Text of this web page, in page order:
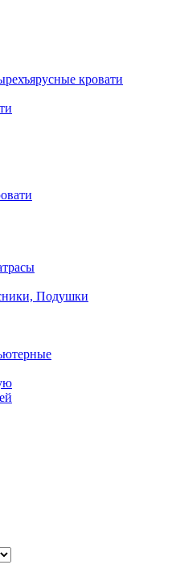
кровати
Подушки